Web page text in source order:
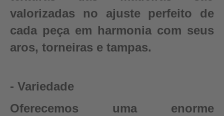
valorizadas no ajuste perfeito de
cada peça em harmonia com seus
aros, torneiras e tampas.
- Variedade
Oferecemos uma enorme